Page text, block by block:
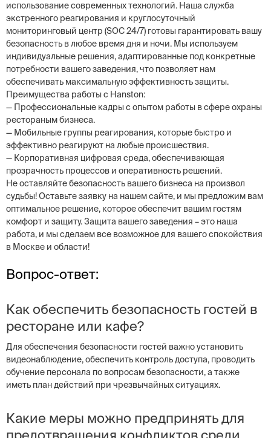
использование современных технологий. Наша служба
экстренного реагирования и круглосуточный
мониторинговый центр (SOC 24/7) готовы гарантировать вашу
безопасность в любое время дня и ночи. Мы используем
индивидуальные решения, адаптированные под конкретные
потребности вашего заведения, что позволяет нам
обеспечивать максимальную эффективность защиты.
Преимущества работы с Hanston:
— Профессиональные кадры с опытом работы в сфере охраны
рестораным бизнеса.
— Мобильные группы реагирования, которые быстро и
эффективно реагируют на любые происшествия.
— Корпоративная цифровая среда, обеспечивающая
прозрачность процессов и оперативность решений.
Не оставляйте безопасность вашего бизнеса на произвол
судьбы! Оставьте заявку на нашем сайте, и мы предложим вам
оптимальное решение, которое обеспечит вашим гостям
комфорт и защиту. Защита вашего заведения – это наша
работа, и мы сделаем все возможное для вашего спокойствия
в Москве и области!
Вопрос-ответ:
Как обеспечить безопасность гостей в
ресторане или кафе?
Для обеспечения безопасности гостей важно установить
видеонаблюдение, обеспечить контроль доступа, проводить
обучение персонала по вопросам безопасности, а также
иметь план действий при чрезвычайных ситуациях.
Какие меры можно предпринять для
предотвращения конфликтов среди